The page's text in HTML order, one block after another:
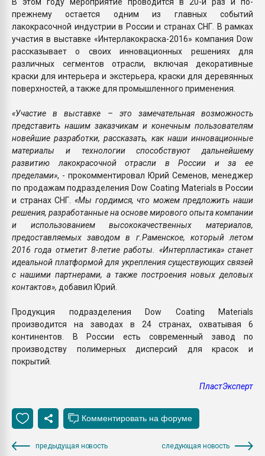
прежнему остается одним из главных событий
лакокрасочной индустрии в России и странах СНГ. В рамках
участия в выставке «Интерлакокраска-2016» компания Dow
рассказывает о своих инновационных решениях для
различных сегментов отрасли, включая декоративные
краски для интерьера и экстерьера, краски для деревянных
поверхностей, а также для промышленного применения.
«Участие в выставке – это замечательная возможность
представить нашим заказчикам и конечным пользователям
новейшие разработки, рассказать, как наши инновационные
материалы и технологии способствуют дальнейшему
развитию лакокрасочной отрасли в России и за ее
пределами», - прокомментировал Юрий Семенов, менеджер
по продажам подразделения Dow Coating Materials в России
и странах СНГ. «Мы гордимся, что можем предложить наши
решения, разработанные на основе мирового опыта компании
и использованием высококачественных материалов,
предоставляемых заводом в г.Раменское, который летом
2016 года отметит 8-летие работы. «Интерпластика» станет
идеальной платформой для укрепления существующих связей
с нашими партнерами, а также построения новых деловых
контактов», добавил Юрий.
Продукция подразделения Dow Coating Materials
производится на заводах в 24 странах, охватывая 6
континентов. В России есть современный завод по
производству полимерных дисперсий для красок и
покрытий.
ПластЭксперт
предыдущая новость следующая новость